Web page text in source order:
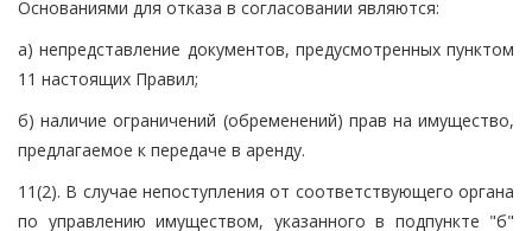
Основаниями для отказа в согласовании являются:
а) непредставление документов, предусмотренных пунктом
11 настоящих Правил;
б) наличие ограничений (обременений) прав на имущество,
предлагаемое к передаче в аренду.
11(2). В случае непоступления от соответствующего органа
по управлению имуществом, указанного в подпункте "б"